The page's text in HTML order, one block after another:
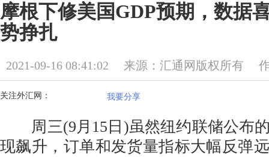
摩根下修美国GDP预期，数据
势挣扎
2021-09-16 08:41:02 来源：汇通网版权所有
关注外汇网： 我要分享
周三(9月15日)虽然纽约联储公布
现飙升，订单和发货量指标大幅反弹